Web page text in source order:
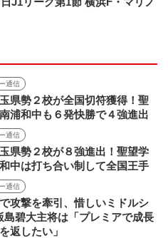
通信
県勢２校が全国切符獲得！聖
浦和中も６発快勝で４強進出
通信
県勢２校が８強進出！聖望学
中は打ち合い制して全国王手
通信
攻撃を牽引、惜しいミドルシ
碧大主将は「プレミアで成長
返したい」